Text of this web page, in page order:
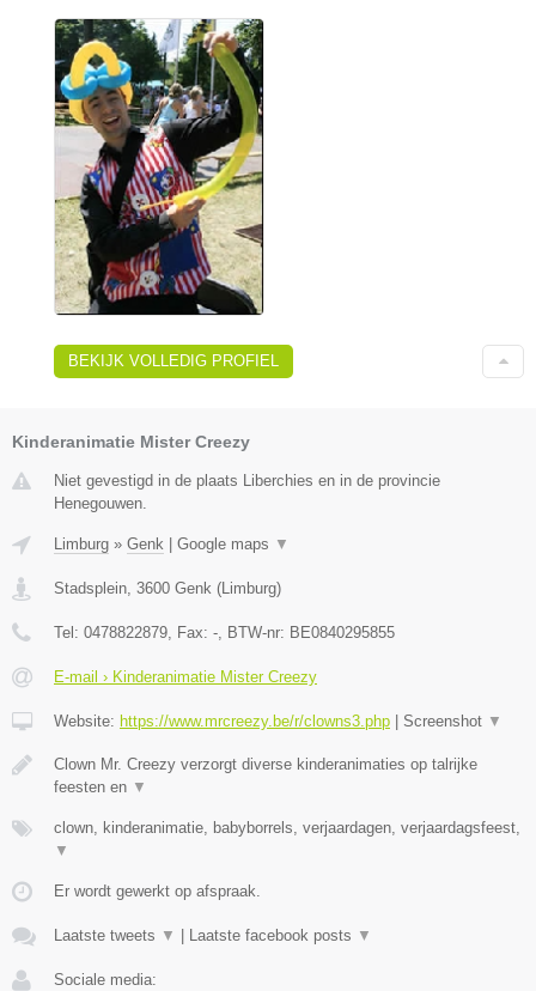
BEKIJK VOLLEDIG PROFIEL
Kinderanimatie Mister Creezy
Niet gevestigd in de plaats Liberchies en in de provincie
Henegouwen.
Limburg » Genk Google maps ▼
Stadsplein, 3600 Genk (Limburg)
Tel: 0478822879, Fax: -, BTW-nr: BE0840295855
E-mail › Kinderanimatie Mister Creezy
Website: https://www.mrcreezy.be/r/clowns3.php Screenshot ▼
Clown Mr. Creezy verzorgt diverse kinderanimaties op talrijke
feesten en ▼
clown, kinderanimatie, babyborrels, verjaardagen, verjaardagsfeest,
▼
Er wordt gewerkt op afspraak.
Laatste tweets ▼ Laatste facebook posts ▼
Sociale media: